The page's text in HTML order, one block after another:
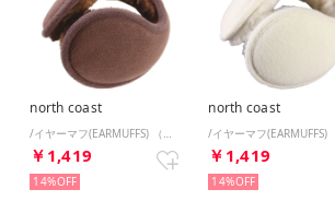
north coast
￥1,419
14%
north coast
￥1,419
14%